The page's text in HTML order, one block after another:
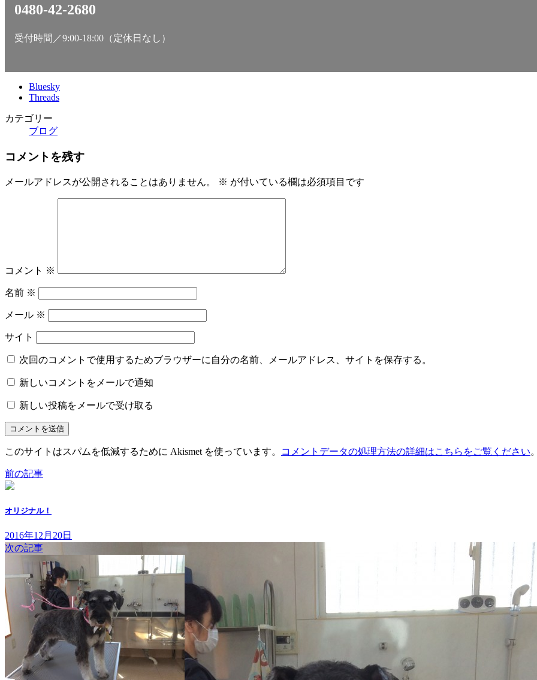
0480-42-2680
受付時間／9:00-18:00（定休日なし）
Bluesky
Threads
カテゴリー
ブログ
コメントを残す
メールアドレスが公開されることはありません。 ※ が付いている欄は必須項目です
コメント ※
名前 ※
メール ※
サイト
次回のコメントで使用するためブラウザーに自分の名前、メールアドレス、サイトを保存する。
新しいコメントをメールで通知
新しい投稿をメールで受け取る
このサイトはスパムを低減するために Akismet を使っています。 コメントデータの処理方法の詳細はこちらをご覧ください
前の記事
オリジナル！
2016年12月20日
次の記事